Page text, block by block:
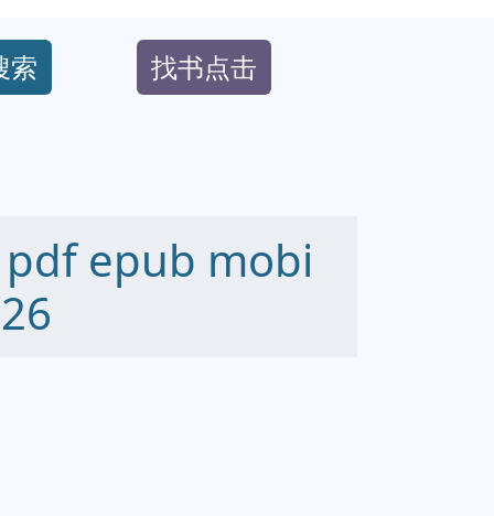
索 找书点击
pdf epub mobi